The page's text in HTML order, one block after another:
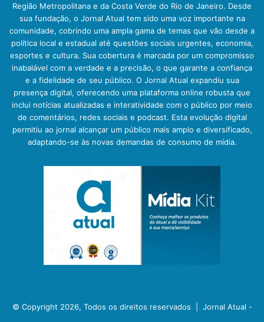
Região Metropolitana e da Costa Verde do Rio de Janeiro. Desde
sua fundação, o Jornal Atual tem sido uma voz importante na
comunidade, cobrindo uma ampla gama de temas que vão desde a
política local e estadual até questões sociais urgentes, economia,
esportes e cultura. Sua cobertura é marcada por um compromisso
inabalável com a verdade e a precisão, o que garante a confiança
e a fidelidade de seu público. O Jornal Atual expandiu sua
presença digital, oferecendo uma plataforma online robusta que
inclui notícias atualizadas e interatividade com o público por meio
de comentários, redes sociais e podcast. Esta evolução digital
permitiu ao jornal alcançar um público mais amplo e diversificado,
adaptando-se às novas demandas de consumo de mídia.
© Copyright 2026, Todos os direitos reservados | Jornal Atual -